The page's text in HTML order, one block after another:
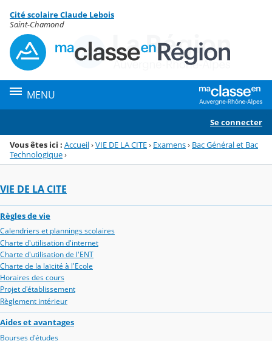
Menu de la rubrique
Contenu
Cité scolaire Claude Lebois
Saint-Chamond
MENU
Se connecter
Vous êtes ici : Accueil›VIE DE LA CITE› Examens› Bac Général et Bac
Technologique›
VIE DE LA CITE
Règles de vie
Calendriers et plannings scolaires
Charte d'utilisation d'internet
Charte d'utilisation de l'ENT
Charte de la laïcité à l'Ecole
Horaires des cours
Projet d'établissement
Règlement intérieur
Aides et avantages
Bourses d'études